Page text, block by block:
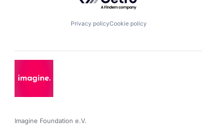
Privacy policyCookie policy
Imagine Foundation e.V.